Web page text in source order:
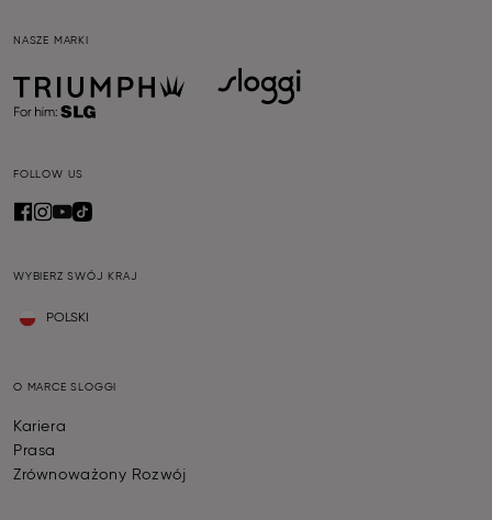
NASZE MARKI
FOLLOW US
WYBIERZ SWÓJ KRAJ
POLSKI
O MARCE SLOGGI
Kariera
Prasa
Zrównoważony Rozwój